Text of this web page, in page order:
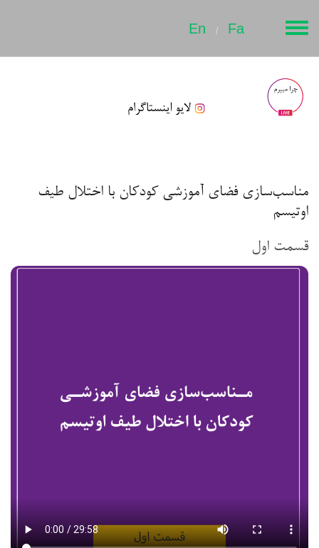
Toggle
Fa
/
En
مناسب‌سازی فضای آموزشی کودکان با اختلال طیف
اوتیسم
قسمت اول